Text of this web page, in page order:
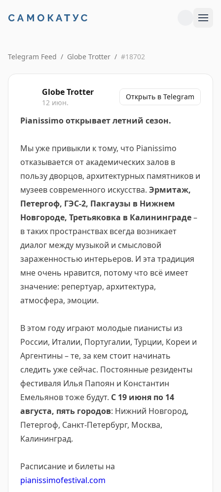
Telegram Feed / Globe Trotter / #18702
Globe Trotter
12 июн.
Открыть в Telegram
Pianissimo открывает летний сезон.
Мы уже привыкли к тому, что Pianissimo
отказывается от академических залов в
пользу дворцов, архитектурных памятников и
музеев современного искусства. Эрмитаж,
Петергоф, ГЭС-2, Пакгаузы в Нижнем
Новгороде, Третьяковка в Калининграде–
в таких пространствах всегда возникает
диалог между музыкой и смысловой
зараженностью интерьеров. И эта традиция
мне очень нравится, потому что всё имеет
значение: репертуар, архитектура,
атмосфера, эмоции.
В этом году играют молодые пианисты из
России, Италии, Португалии, Турции, Кореи и
Аргентины – те, за кем стоит начинать
следить уже сейчас. Постоянные резиденты
фестиваля Илья Папоян и Константин
Емельянов тоже будут. С 19 июня по 14
августа, пять городов: Нижний Новгород,
Петергоф, Санкт-Петербург, Москва,
Калининград.
Расписание и билеты на
pianissimofestival.com